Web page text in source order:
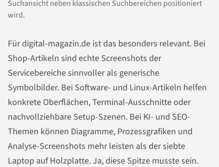
Suchansicht neben klassischen Suchbereichen positioniert
wird.
Für digital-magazin.de ist das besonders relevant. Bei
Shop-Artikeln sind echte Screenshots der
Servicebereiche sinnvoller als generische
Symbolbilder. Bei Software- und Linux-Artikeln helfen
konkrete Oberflächen, Terminal-Ausschnitte oder
nachvollziehbare Setup-Szenen. Bei KI- und SEO-
Themen können Diagramme, Prozessgrafiken und
Analyse-Screenshots mehr leisten als der siebte
Laptop auf Holzplatte. Ja, diese Spitze musste sein.